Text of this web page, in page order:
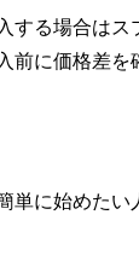
する場合はス
前に価格差を
単に始めたい